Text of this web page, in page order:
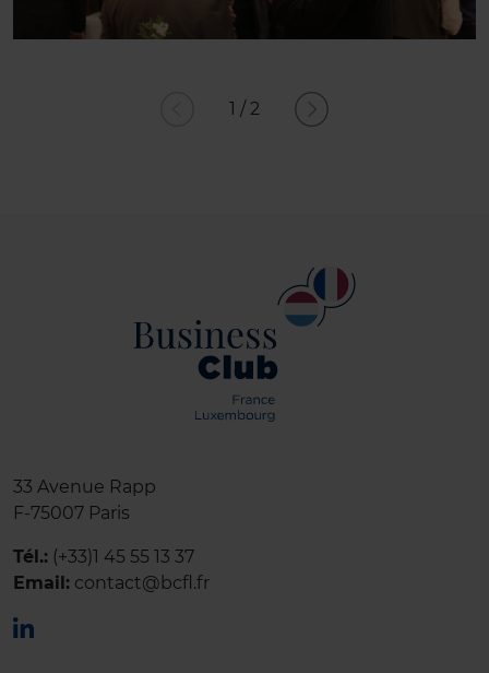
1 / 2
33 Avenue Rapp
F-75007 Paris
Tél.: (+33)1 45 55 13 37
Email: contact@bcfl.fr